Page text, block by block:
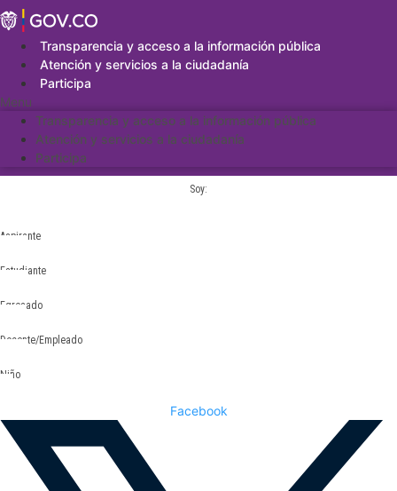
Saltar
al
contenidoTransparencia y acceso a la información pública
Atención y servicios a la ciudadanía
Participa
Menu
Transparencia y acceso a la información pública
Atención y servicios a la ciudadanía
Participa
Soy:
Aspirante
Estudiante
Egresado
Docente/Empleado
Niño
Facebook